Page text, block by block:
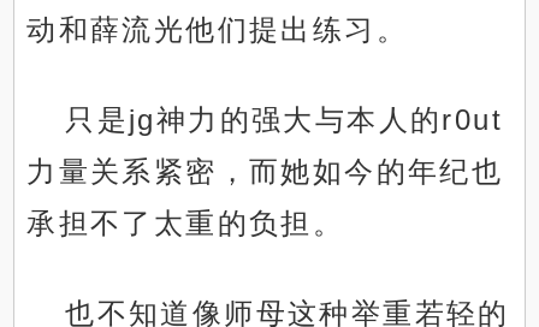
动和薛流光他们提出练习。
只是jg神力的强大与本人的r0ut
力量关系紧密，而她如今的年纪也
承担不了太重的负担。
也不知道像师母这种举重若轻的